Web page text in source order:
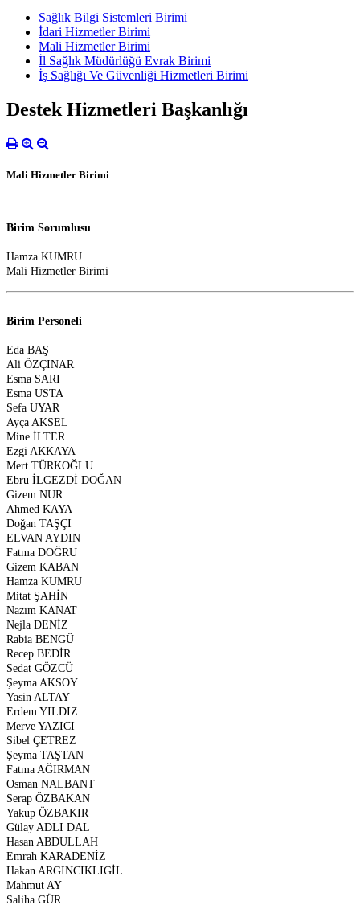
Sağlık Bilgi Sistemleri Birimi
İdari Hizmetler Birimi
Mali Hizmetler Birimi
İl Sağlık Müdürlüğü Evrak Birimi
İş Sağlığı Ve Güvenliği Hizmetleri Birimi
Destek Hizmetleri Başkanlığı
Mali Hizmetler Birimi
Birim Sorumlusu
Hamza KUMRU
Mali Hizmetler Birimi
Birim Personeli
Eda BAŞ
Ali ÖZÇINAR
Esma SARI
Esma USTA
Sefa UYAR
Ayça AKSEL
Mine İLTER
Ezgi AKKAYA
Mert TÜRKOĞLU
Ebru İLGEZDİ DOĞAN
Gizem NUR
Ahmed KAYA
Doğan TAŞÇI
ELVAN AYDIN
Fatma DOĞRU
Gizem KABAN
Hamza KUMRU
Mitat ŞAHİN
Nazım KANAT
Nejla DENİZ
Rabia BENGÜ
Recep BEDİR
Sedat GÖZCÜ
Şeyma AKSOY
Yasin ALTAY
Erdem YILDIZ
Merve YAZICI
Sibel ÇETREZ
Şeyma TAŞTAN
Fatma AĞIRMAN
Osman NALBANT
Serap ÖZBAKAN
Yakup ÖZBAKIR
Gülay ADLI DAL
Hasan ABDULLAH
Emrah KARADENİZ
Hakan ARGINCIKLIGİL
Mahmut AY
Saliha GÜR